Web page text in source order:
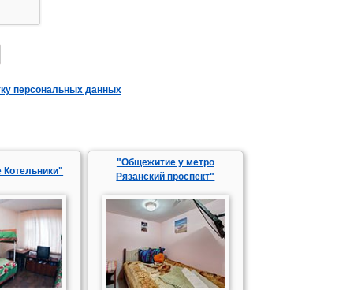
персональных данных
"Общежитие у метро
Рязанский проспект"